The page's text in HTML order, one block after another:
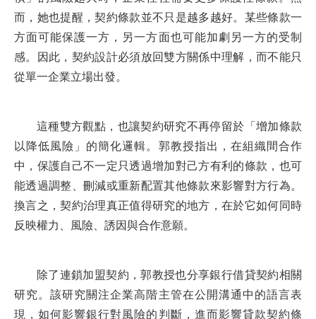
而，她也提醒，契約條款並不只是越多越好。某些條款一
方面可能保護一方，另一方面也可能加劇另一方的受制
感。因此，契約設計必須放回雙方關係中理解，而不能只
從單一企業立場出發。
這種雙方觀點，也讓契約研究不再停留於「增加條款
以降低風險」的簡化邏輯。郭教授指出，在組織間合作
中，保護自己不一定只透過增加對己方有利的條款，也可
能透過調整、刪減或重新配置其他條款來影響對方行為。
換言之，契約治理真正值得研究的地方，在於它如何同時
反映權力、風險、誘因與合作意願。
除了連鎖加盟契約，郭教授也分享銀行借貸契約相關
研究。該研究關注企業高階主管在公開溝通中的語言表
現，如何影響銀行對風險的判斷，進而影響貸款契約條